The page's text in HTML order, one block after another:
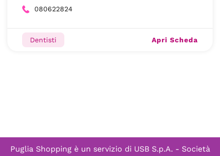
080622824
Dentisti Apri Scheda
Puglia Shopping è un servizio di USB S.p.A. - Società